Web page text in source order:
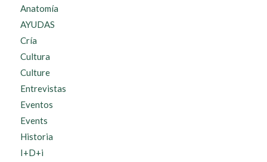
Anatomía
AYUDAS
Cría
Cultura
Culture
Entrevistas
Eventos
Events
Historia
I+D+i